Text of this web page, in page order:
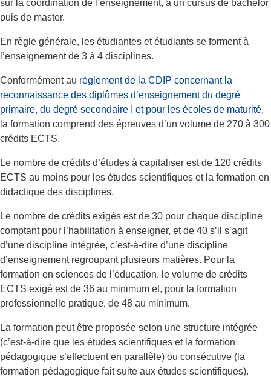
sur la coordination de l’enseignement, à un cursus de bachelor
puis de master.
En règle générale, les étudiantes et étudiants se forment à
l’enseignement de 3 à 4 disciplines.
Conformément au règlement de la CDIP concernant la
reconnaissance des diplômes d’enseignement du degré
primaire, du degré secondaire I et pour les écoles de maturité,
la formation comprend des épreuves d’un volume de 270 à 300
crédits ECTS.
Le nombre de crédits d’études à capitaliser est de 120 crédits
ECTS au moins pour les études scientifiques et la formation en
didactique des disciplines.
Le nombre de crédits exigés est de 30 pour chaque discipline
comptant pour l’habilitation à enseigner, et de 40 s’il s’agit
d’une discipline intégrée, c’est-à-dire d’une discipline
d’enseignement regroupant plusieurs matières. Pour la
formation en sciences de l’éducation, le volume de crédits
ECTS exigé est de 36 au minimum et, pour la formation
professionnelle pratique, de 48 au minimum.
La formation peut être proposée selon une structure intégrée
(c’est-à-dire que les études scientifiques et la formation
pédagogique s’effectuent en parallèle) ou consécutive (la
formation pédagogique fait suite aux études scientifiques).